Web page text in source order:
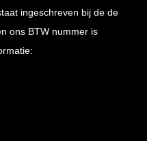
ingeschreven bij de de
ons BTW nummer is